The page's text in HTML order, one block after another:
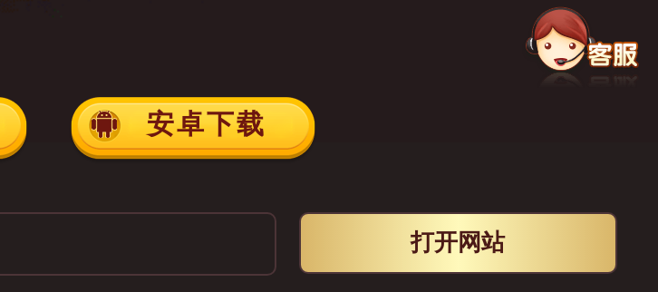
安卓下载
打开网站